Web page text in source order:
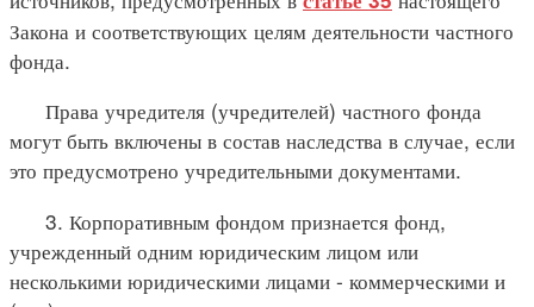
Закона и соответствующих целям деятельности частного
фонда.
Права учредителя (учредителей) частного фонда
могут быть включены в состав наследства в случае, если
это предусмотрено учредительными документами.
3. Корпоративным фондом признается фонд,
учрежденный одним юридическим лицом или
несколькими юридическими лицами - коммерческими и